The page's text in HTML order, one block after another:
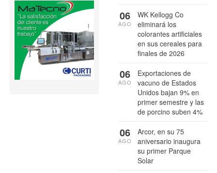
WK Kellogg Co
eliminará los
colorantes artificiales
en sus cereales para
finales de 2026
06
AGO
Exportaciones de
vacuno de Estados
Unidos bajan 9% en
primer semestre y las
de porcino suben 4%
06
AGO
Arcor, en su 75
aniversario inaugura
su primer Parque
Solar
06
AGO